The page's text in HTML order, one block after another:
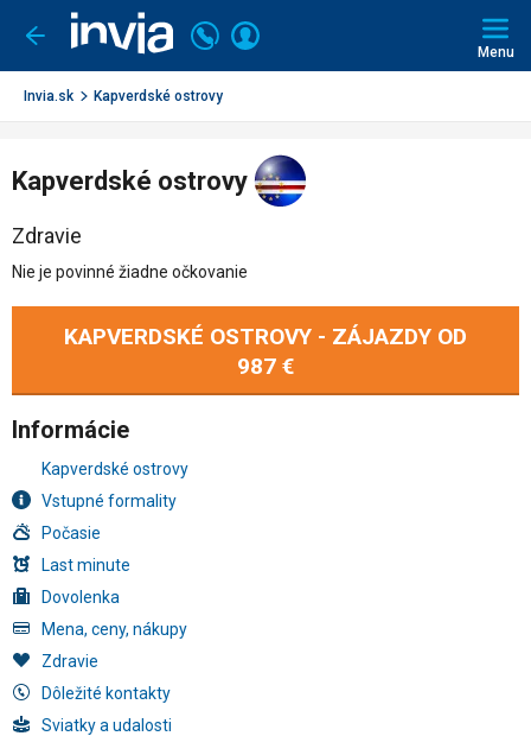
Ísť
späť
Volajte
+421
2
3221
Prihlásiť
Menu
Invia.sk Kapverdské ostrovy
Kapverdské ostrovy
Zdravie
Nie je povinné žiadne očkovanie
KAPVERDSKÉ OSTROVY - ZÁJAZDY OD
987 €
Informácie
Kapverdské ostrovy
Vstupné formality
Počasie
Last minute
Dovolenka
Mena, ceny, nákupy
Zdravie
Dôležité kontakty
Sviatky a udalosti